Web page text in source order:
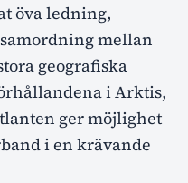
öva ledning,
mellan
geografiska
i Arktis,
ger möjlighet
i en krävande